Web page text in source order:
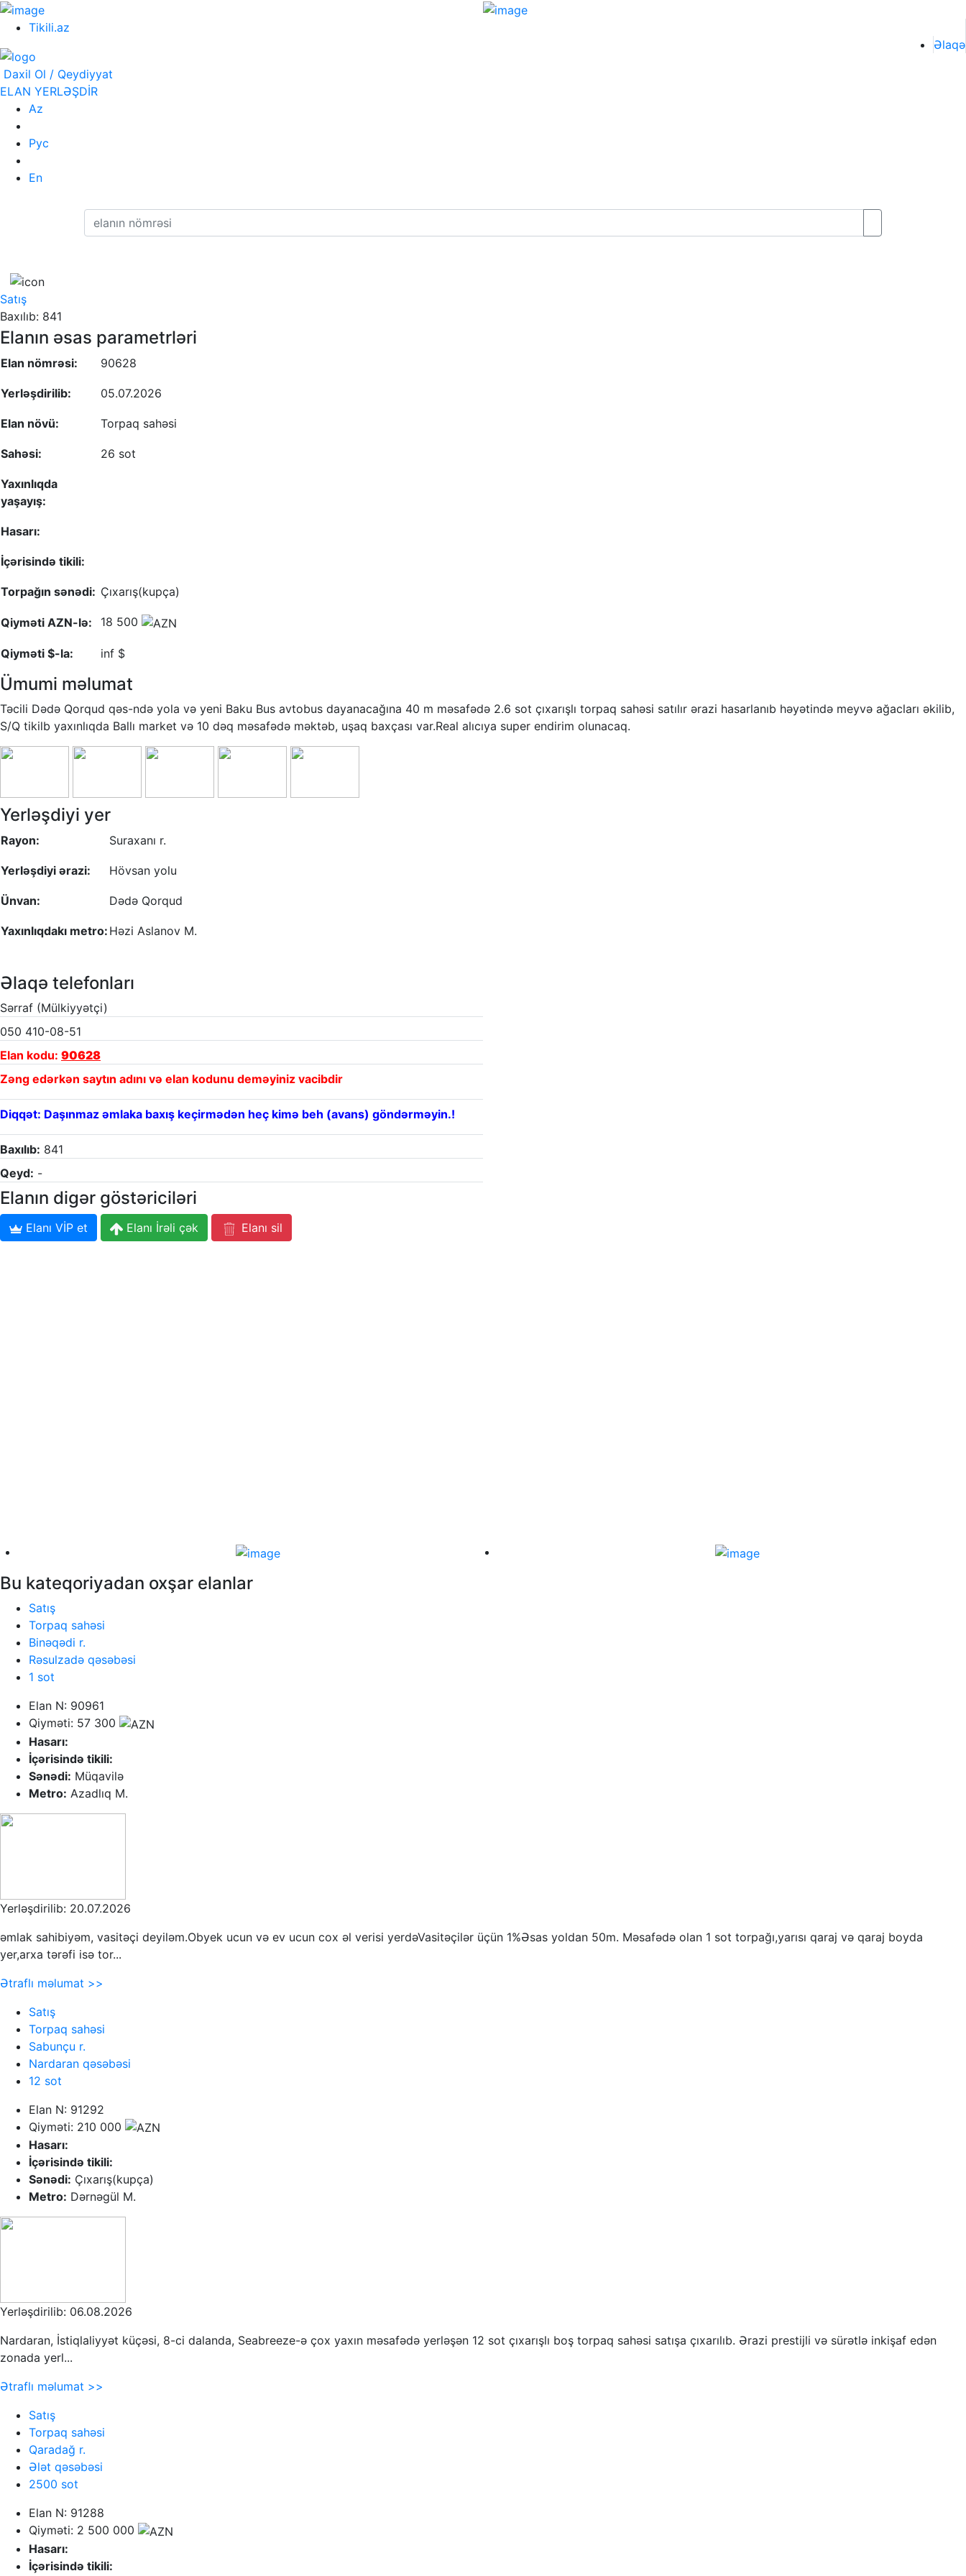
Tikili.az
Əlaqə
Daxil Ol / Qeydiyyat
ELAN YERLƏŞDİR
Az
Рус
En
Satış
Baxılıb: 841
Elanın əsas parametrləri
Elan nömrəsi: 90628
Yerləşdirilib: 05.07.2026
Elan növü: Torpaq sahəsi
Sahəsi: 26 sot
Yaxınlıqda
yaşayış:
Hasarı:
İçərisində tikili:
Torpağın sənədi: Çıxarış(kupça)
Qiyməti AZN-lə: 18 500
Qiyməti $-la: inf $
Ümumi məlumat
Təcili Dədə Qorqud qəs-ndə yola və yeni Baku Bus avtobus dayanacağına 40 m məsafədə 2.6 sot çıxarışlı torpaq sahəsi satılır ərazi hasarlanıb həyətində meyvə ağacları əkilib,
S/Q tikilb yaxınlıqda Ballı market və 10 dəq məsafədə məktəb, uşaq baxçası var.Real alıcıya super endirim olunacaq.
Yerləşdiyi yer
Rayon: Suraxanı r.
Yerləşdiyi ərazi: Hövsan yolu
Ünvan: Dədə Qorqud
Yaxınlıqdakı metro: Həzi Aslanov M.
Əlaqə telefonları
Sərraf (Mülkiyyətçi)
050 410-08-51
Elan kodu: 90628
Zəng edərkən saytın adını və elan kodunu deməyiniz vacibdir
Diqqət: Daşınmaz əmlaka baxış keçirmədən heç kimə beh (avans) göndərməyin.!
Baxılıb: 841
Qeyd: -
Elanın digər göstəriciləri
Elanı VİP et Elanı İrəli çək Elanı sil
Bu kateqoriyadan oxşar elanlar
Satış
Torpaq sahəsi
Binəqədi r.
Rəsulzadə qəsəbəsi
1 sot
Elan N: 90961
Qiyməti: 57 300
Hasarı:
İçərisində tikili:
Sənədi: Müqavilə
Metro: Azadlıq M.
Yerləşdirilib: 20.07.2026
əmlak sahibiyəm, vasitəçi deyiləm.Obyek ucun və ev ucun cox əl verisi yerdəVasitəçilər üçün 1%Əsas yoldan 50m. Məsafədə olan 1 sot torpağı,yarısı qaraj və qaraj boyda
yer,arxa tərəfi isə tor...
Ətraflı məlumat >>
Satış
Torpaq sahəsi
Sabunçu r.
Nardaran qəsəbəsi
12 sot
Elan N: 91292
Qiyməti: 210 000
Hasarı:
İçərisində tikili:
Sənədi: Çıxarış(kupça)
Metro: Dərnəgül M.
Yerləşdirilib: 06.08.2026
Nardaran, İstiqlaliyyət küçəsi, 8-ci dalanda, Seabreeze-ə çox yaxın məsafədə yerləşən 12 sot çıxarışlı boş torpaq sahəsi satışa çıxarılıb. Ərazi prestijli və sürətlə inkişaf edən
zonada yerl...
Ətraflı məlumat >>
Satış
Torpaq sahəsi
Qaradağ r.
Ələt qəsəbəsi
2500 sot
Elan N: 91288
Qiyməti: 2 500 000
Hasarı:
İçərisində tikili: